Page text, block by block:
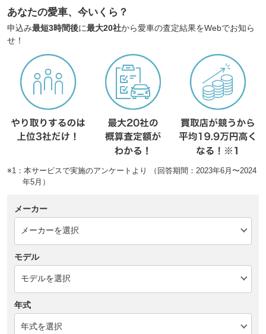
あなたの愛車、今いくら？
申込み最短3時間後に最大20社から愛車の査定結果をWebでお知ら
せ！
※1：本サービスで実施のアンケートより （回答期間：2023年6月〜2024
年5月）
メーカー
モデル
年式